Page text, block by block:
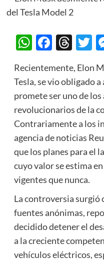
Recientemente, Elon
Tesla, se vio obligado
promete ser uno de
revolucionarios de la
Contrariamente a los
agencia de noticias
que los planes para el
cuyo valor se estima
vigentes que nunca.
La controversia surgió
fuentes anónimas,
decidido detener el
a la creciente
vehículos eléctricos,